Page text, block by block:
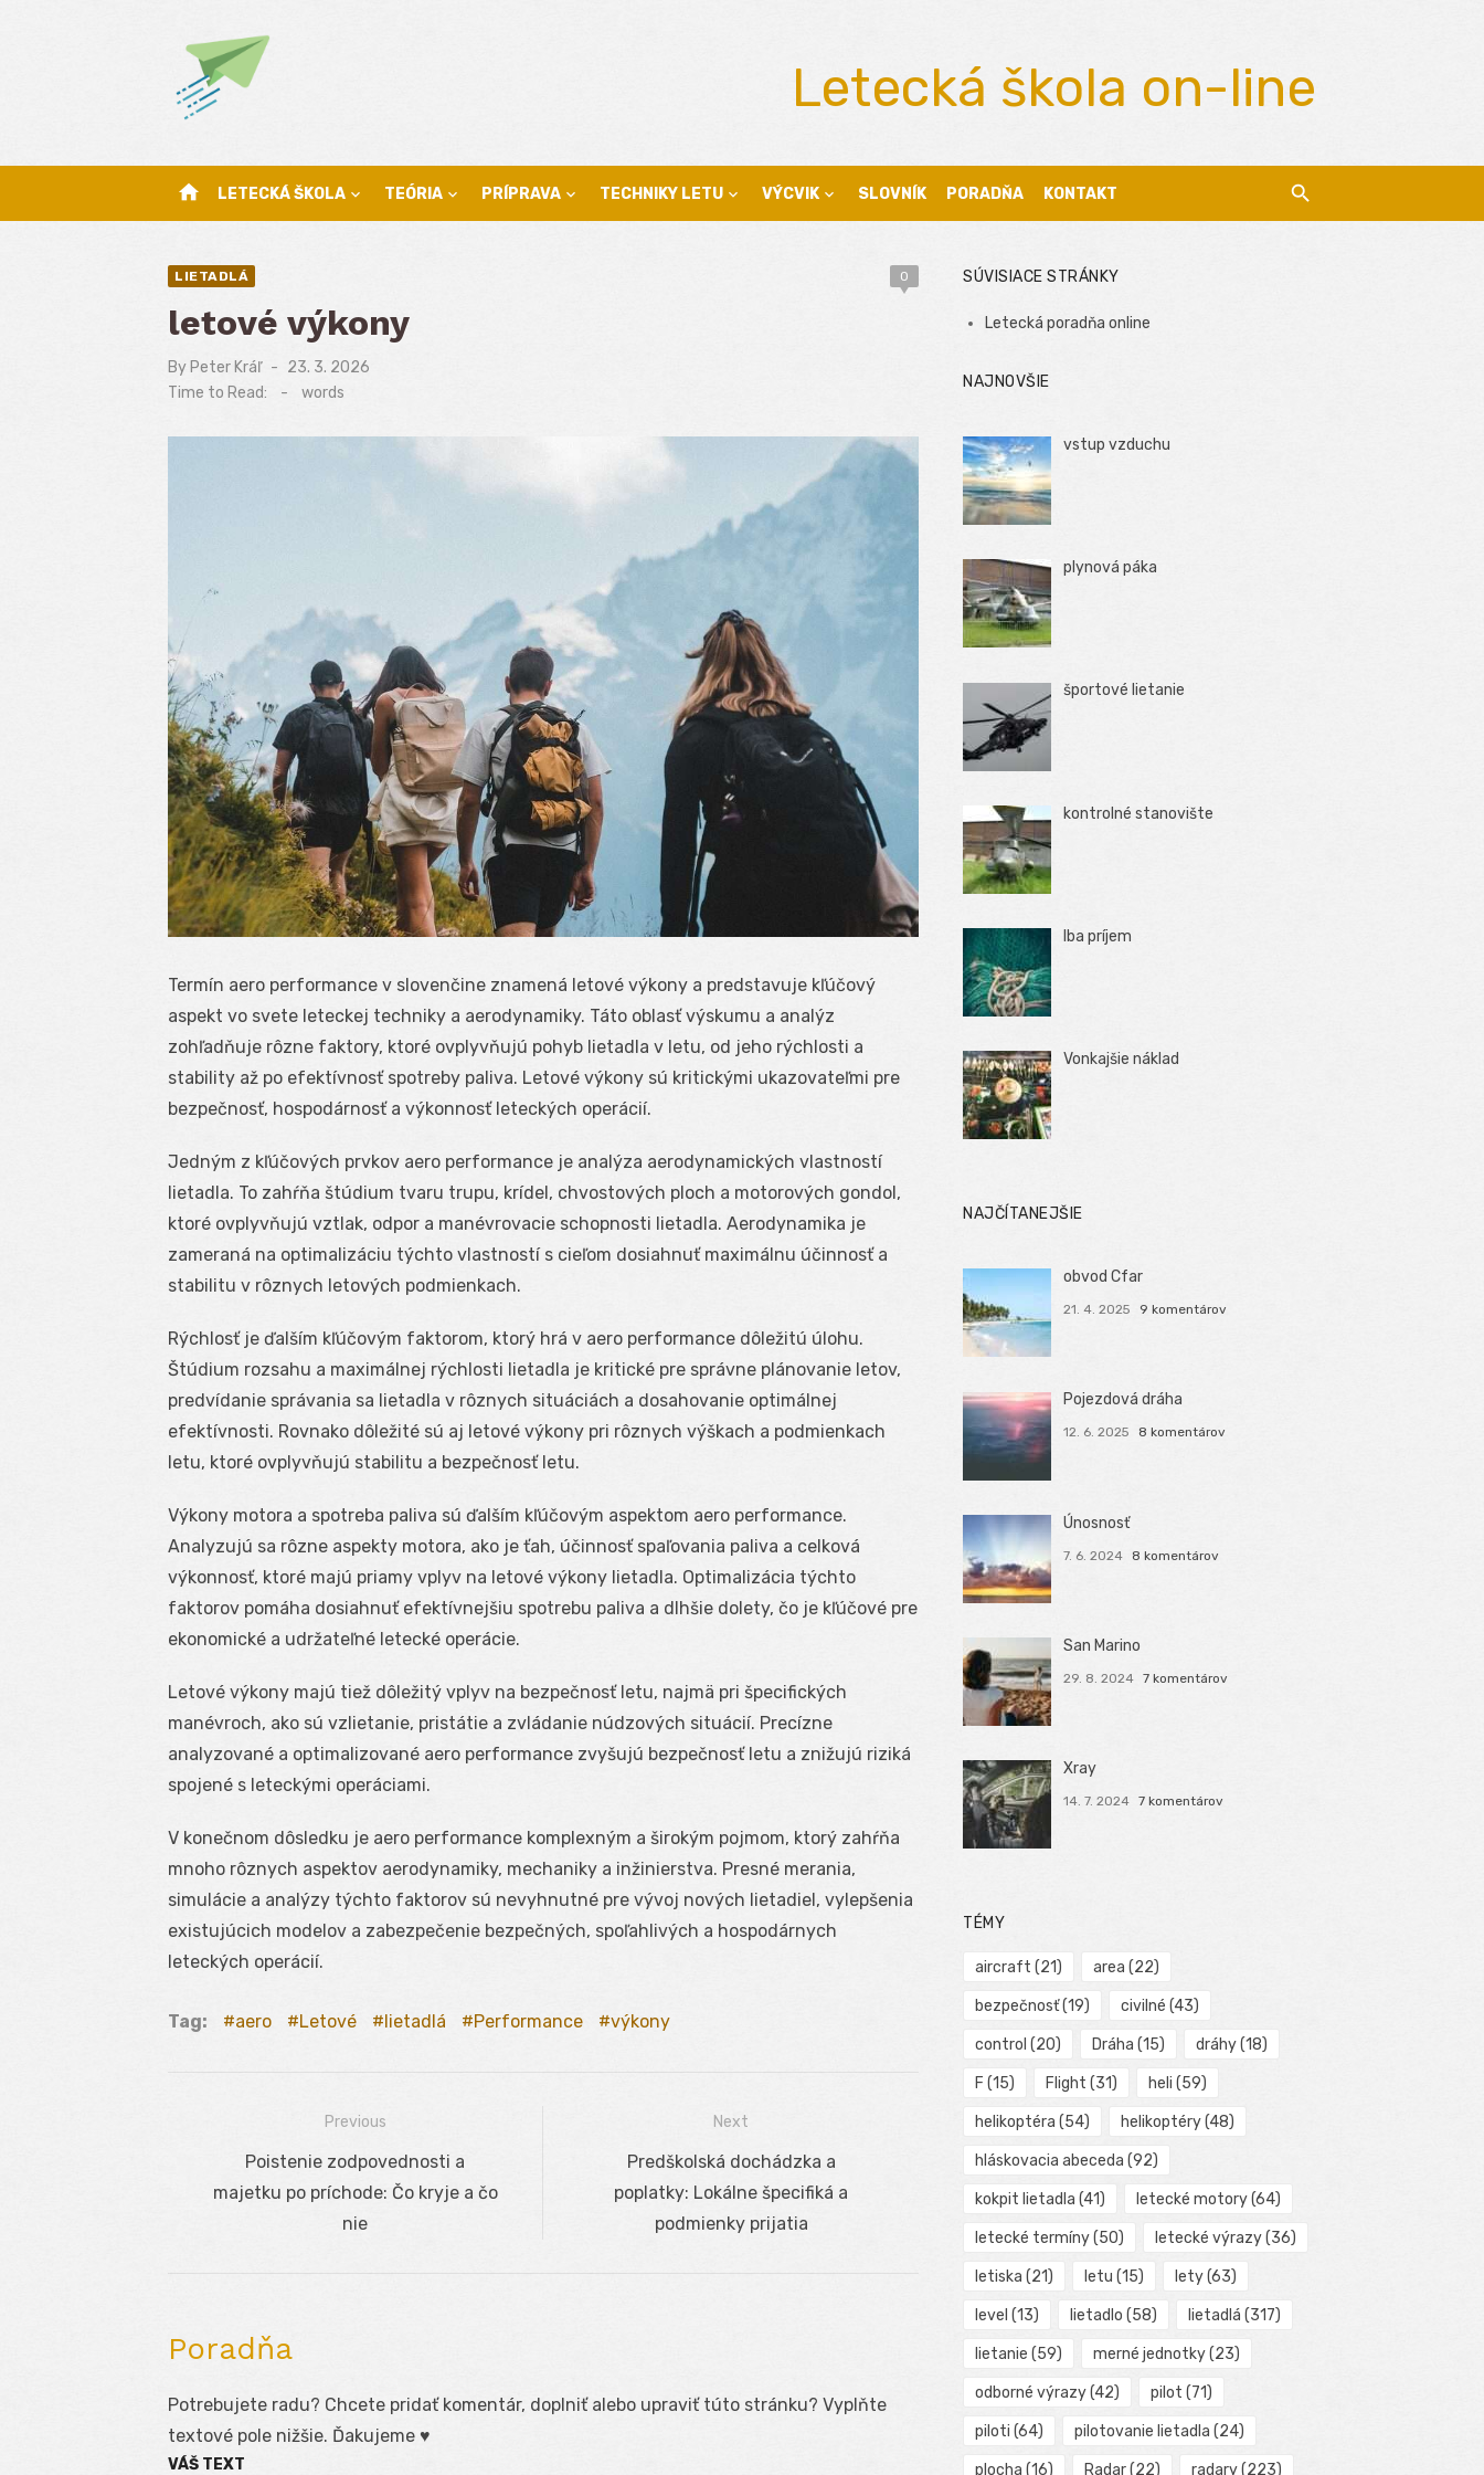
Letecká škola on-line
home LETECKÁ ŠKOLA TEÓRIA PRÍPRAVA TECHNIKY LETU VÝCVIK SLOVNÍK PORADŇA KONTAKT
LIETADLÁ 0
letové výkony
By Peter Kráľ
Posted
on
23. 3. 2026
Time to Read:
- words
Termín aero performance v slovenčine znamená letové výkony a predstavuje kľúčový
aspekt vo svete leteckej techniky a aerodynamiky. Táto oblasť výskumu a analýz
zohľadňuje rôzne faktory, ktoré ovplyvňujú pohyb lietadla v letu, od jeho rýchlosti a
stability až po efektívnosť spotreby paliva. Letové výkony sú kritickými ukazovateľmi pre
bezpečnosť, hospodárnosť a výkonnosť leteckých operácií.
Jedným z kľúčových prvkov aero performance je analýza aerodynamických vlastností
lietadla. To zahŕňa štúdium tvaru trupu, krídel, chvostových ploch a motorových gondol,
ktoré ovplyvňujú vztlak, odpor a manévrovacie schopnosti lietadla. Aerodynamika je
zameraná na optimalizáciu týchto vlastností s cieľom dosiahnuť maximálnu účinnosť a
stabilitu v rôznych letových podmienkach.
Rýchlosť je ďalším kľúčovým faktorom, ktorý hrá v aero performance dôležitú úlohu.
Štúdium rozsahu a maximálnej rýchlosti lietadla je kritické pre správne plánovanie letov,
predvídanie správania sa lietadla v rôznych situáciách a dosahovanie optimálnej
efektívnosti. Rovnako dôležité sú aj letové výkony pri rôznych výškach a podmienkach
letu, ktoré ovplyvňujú stabilitu a bezpečnosť letu.
Výkony motora a spotreba paliva sú ďalším kľúčovým aspektom aero performance.
Analyzujú sa rôzne aspekty motora, ako je ťah, účinnosť spaľovania paliva a celková
výkonnosť, ktoré majú priamy vplyv na letové výkony lietadla. Optimalizácia týchto
faktorov pomáha dosiahnuť efektívnejšiu spotrebu paliva a dlhšie dolety, čo je kľúčové pre
ekonomické a udržateľné letecké operácie.
Letové výkony majú tiež dôležitý vplyv na bezpečnosť letu, najmä pri špecifických
manévroch, ako sú vzlietanie, pristátie a zvládanie núdzových situácií. Precízne
analyzované a optimalizované aero performance zvyšujú bezpečnosť letu a znižujú riziká
spojené s leteckými operáciami.
V konečnom dôsledku je aero performance komplexným a širokým pojmom, ktorý zahŕňa
mnoho rôznych aspektov aerodynamiky, mechaniky a inžinierstva. Presné merania,
simulácie a analýzy týchto faktorov sú nevyhnutné pre vývoj nových lietadiel, vylepšenia
existujúcich modelov a zabezpečenie bezpečných, spoľahlivých a hospodárnych
leteckých operácií.
Tag: aero Letové lietadlá Performance výkony
Navigácia
Previous
Previous
post:
Poistenie zodpovednosti a
majetku po príchode: Čo kryje a čo
nie
Next
post:
Predškolská dochádzka a
poplatky: Lokálne špecifiká a
podmienky prijatia
Poradňa
Potrebujete radu? Chcete pridať komentár, doplniť alebo upraviť túto stránku? Vyplňte
textové pole nižšie. Ďakujeme ♥
VÁŠ TEXT
SÚVISIACE STRÁNKY
Letecká poradňa online
NAJNOVŠIE
vstup vzduchu
plynová páka
športové lietanie
kontrolné stanovište
Iba príjem
Vonkajšie náklad
NAJČÍTANEJŠIE
obvod Cfar
21. 4. 2025 9 komentárov
Pojezdová dráha
12. 6. 2025 8 komentárov
Únosnosť
7. 6. 2024 8 komentárov
San Marino
29. 8. 2024 7 komentárov
Xray
14. 7. 2024 7 komentárov
TÉMY
aircraft (21) area (22)
bezpečnosť(19) civilné (43)
control (20) Dráha (15) dráhy(18)
F (15) Flight (31) heli (59)
helikoptéra (54) helikoptéry(48)
hláskovacia abeceda (92)
kokpit lietadla (41) letecké motory(64)
letecké termíny(50) letecké výrazy(36)
letiska (21) letu (15) lety(63)
level (13) lietadlo (58) lietadlá (317)
lietanie (59) merné jednotky(23)
odborné výrazy(42) pilot (71)
piloti (64) pilotovanie lietadla (24)
plocha (16) Radar(22) radary(223)